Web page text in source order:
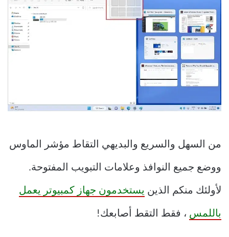
من السهل والسريع والبديهي التقاط مؤشر الماوس
ووضع جميع النوافذ وعلامات التبويب المفتوحة.
لأولئك منكم الذين يستخدمون جهاز كمبيوتر يعمل
باللمس ، فقط التقط أصابعك!